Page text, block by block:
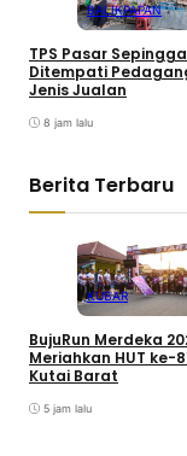
BALIKPAPAN
TPS Pasar
Ditempati
Jenis Jualan
8 jam lalu
Berita Terbaru
KUBAR
BujuRun Merdeka
Meriahkan HUT ke-
Kutai Barat
5 jam lalu